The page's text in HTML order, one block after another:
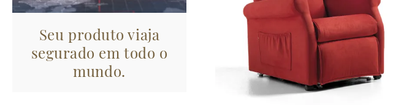
Seu produto viaja
segurado em todo o
mundo.